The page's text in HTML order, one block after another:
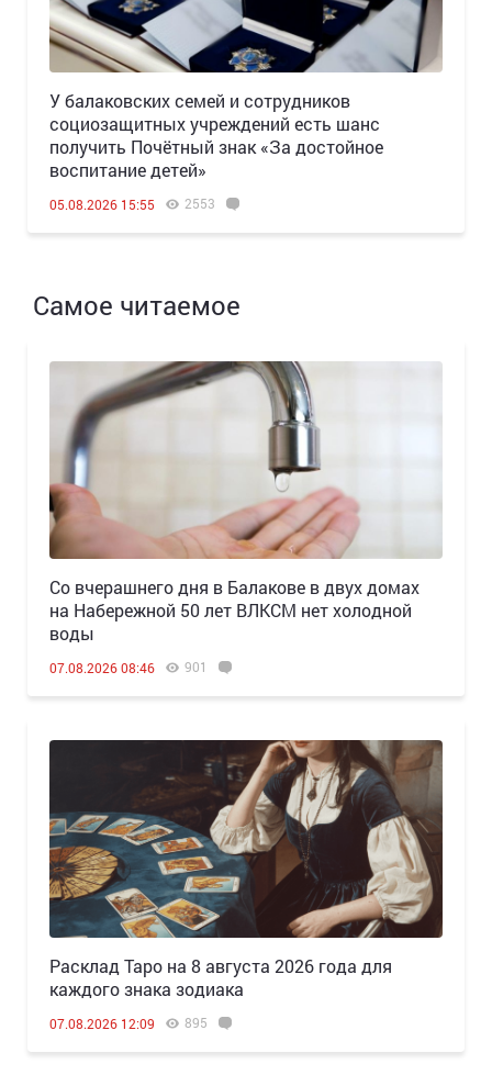
У балаковских семей и сотрудников
социозащитных учреждений есть шанс
получить Почётный знак «За достойное
воспитание детей»
05.08.2026 15:55 2553
Самое читаемое
Со вчерашнего дня в Балакове в двух домах
на Набережной 50 лет ВЛКСМ нет холодной
воды
07.08.2026 08:46 901
Расклад Таро на 8 августа 2026 года для
каждого знака зодиака
07.08.2026 12:09 895